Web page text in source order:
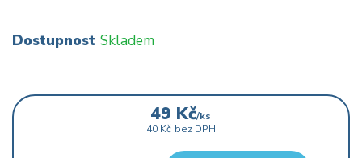
Dostupnost Skladem
49 Kč/ks
40 Kč bez DPH